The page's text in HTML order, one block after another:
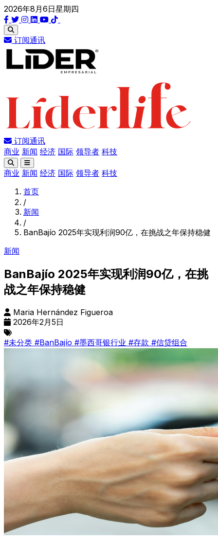
2026年8月6日星期四
订阅通讯
订阅通讯
商业 新闻 经济 国际 领导者 科技
商业 新闻 经济 国际 领导者 科技
首页
/
新闻
/
BanBajío 2025年实现利润90亿，在挑战之年保持稳健
新闻
BanBajío 2025年实现利润90亿，在挑
战之年保持稳健
Maria Hernández Figueroa
2026年2月5日
#未分类 #BanBajío #墨西哥银行业 #存款 #信贷组合